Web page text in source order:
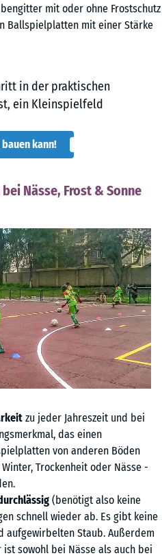
mit oder ohne Frostschutz
Ballspielplatten mit einer Stärke
in der praktischen
ein Kleinspielfeld
kann!
Nässe, Frost & Sonne
zu jeder Jahreszeit und bei
das einen
von anderen Böden
Trockenheit oder Nässe -
(benötigt also keine
schnell wieder ab. Es gibt keine
aufgewirbelten Staub. Außerdem
sowohl bei Nässe als auch bei